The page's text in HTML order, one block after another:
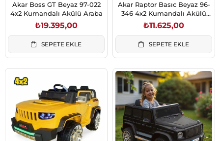
Akar Boss GT Beyaz 97-022
4x2 Kumandalı Akülü Araba
₺19.395,00
SEPETE EKLE
Akar Raptor Basıc Beyaz 96-
346 4x2 Kumandalı Akülü
Araba
₺11.625,00
SEPETE EKLE